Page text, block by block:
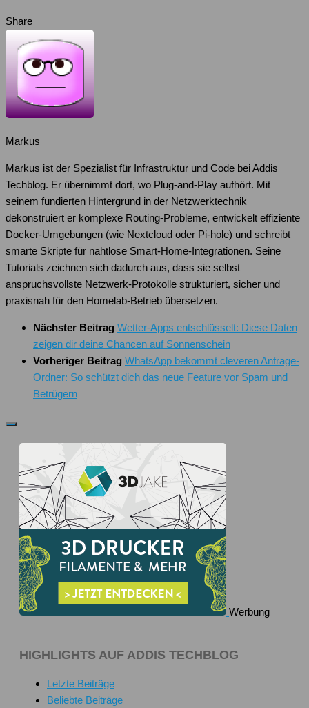
Share
Markus
Markus ist der Spezialist für Infrastruktur und Code bei Addis
Techblog. Er übernimmt dort, wo Plug-and-Play aufhört. Mit
seinem fundierten Hintergrund in der Netzwerktechnik
dekonstruiert er komplexe Routing-Probleme, entwickelt effiziente
Docker-Umgebungen (wie Nextcloud oder Pi-hole) und schreibt
smarte Skripte für nahtlose Smart-Home-Integrationen. Seine
Tutorials zeichnen sich dadurch aus, dass sie selbst
anspruchsvollste Netzwerk-Protokolle strukturiert, sicher und
praxisnah für den Homelab-Betrieb übersetzen.
Nächster Beitrag Wetter-Apps entschlüsselt: Diese Daten
zeigen dir deine Chancen auf Sonnenschein
Vorheriger Beitrag WhatsApp bekommt cleveren Anfrage-
Ordner: So schützt dich das neue Feature vor Spam und
Betrügern
Werbung
HIGHLIGHTS AUF ADDIS TECHBLOG
Letzte Beiträge
Beliebte Beiträge